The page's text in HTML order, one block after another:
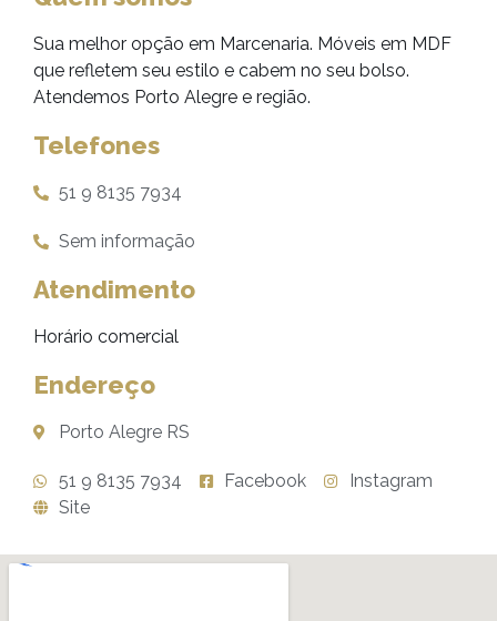
Sua melhor opção em Marcenaria. Móveis em MDF
que refletem seu estilo e cabem no seu bolso.
Atendemos Porto Alegre e região.
Telefones
51 9 8135 7934
Sem informação
Atendimento
Horário comercial
Endereço
Porto Alegre RS
51 9 8135 7934 Facebook
Instagram
Site